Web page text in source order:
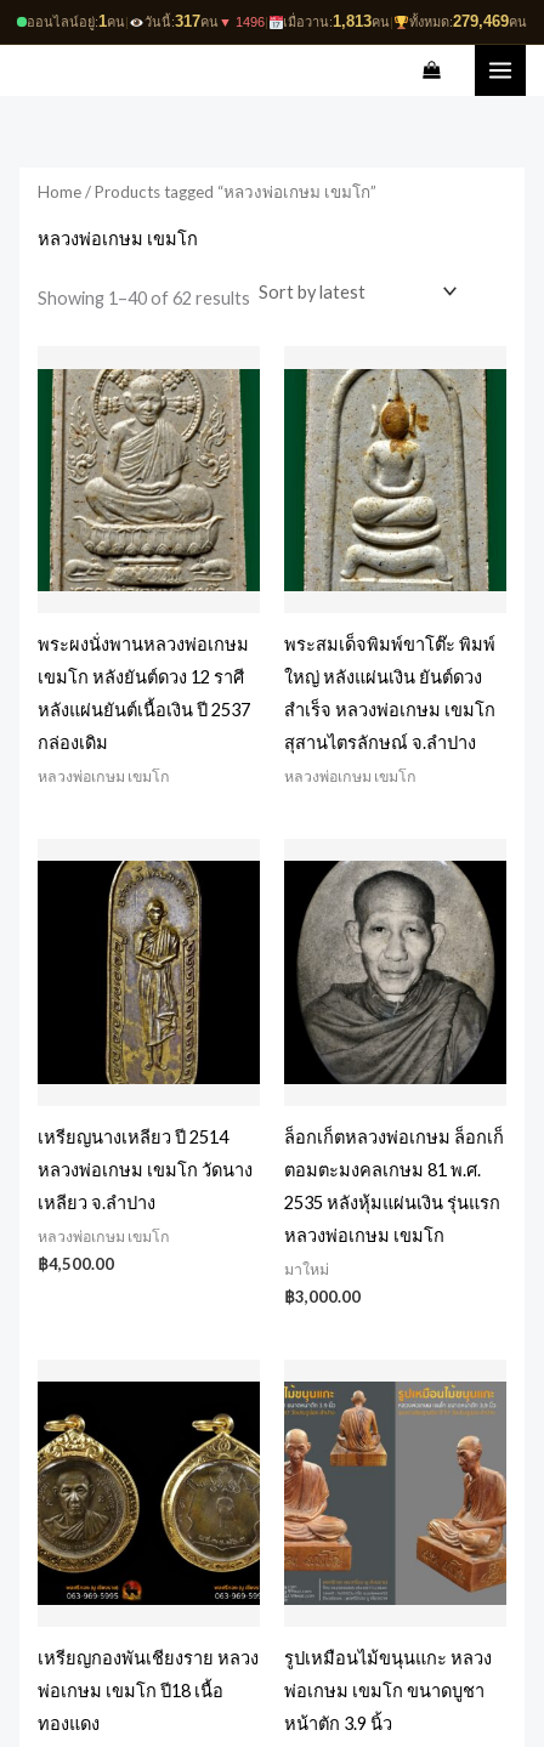
ออนไลน์อยู่:1คน| วันนี้:317คน▼ 1496| เมื่อวาน:1,813คน| ทั้งหมด:279,469คน
Skip
to
Home/ Products tagged “หลวงพ่อเกษม เขมโก”
หลวงพ่อเกษม เขมโก
Showing 1–40 of 62 results
Sorted
พระผงนั่งพานหลวงพ่อเกษม
เขมโก หลังยันต์ดวง 12 ราศี
หลังแผ่นยันต์เนื้อเงิน ปี 2537
กล่องเดิม
หลวงพ่อเกษม เขมโก
พระสมเด็จพิมพ์ขาโต๊ะ พิมพ์
ใหญ่ หลังแผ่นเงิน ยันต์ดวง
สำเร็จ หลวงพ่อเกษม เขมโก
สุสานไตรลักษณ์ จ.ลำปาง
หลวงพ่อเกษม เขมโก
เหรียญนางเหลียว ปี 2514
หลวงพ่อเกษม เขมโก วัดนาง
เหลียว จ.ลำปาง
หลวงพ่อเกษม เขมโก
฿4,500.00
ล็อกเก็ตหลวงพ่อเกษม ล็อกเก็
ตอมตะมงคลเกษม 81 พ.ศ.
2535 หลังหุ้มแผ่นเงิน รุ่นแรก
หลวงพ่อเกษม เขมโก
มาใหม่
฿3,000.00
เหรียญกองพันเชียงราย หลวง
พ่อเกษม เขมโก ปี18 เนื้อ
ทองแดง
รูปเหมือนไม้ขนุนแกะ หลวง
พ่อเกษม เขมโก ขนาดบูชา
หน้าตัก 3.9 นิ้ว